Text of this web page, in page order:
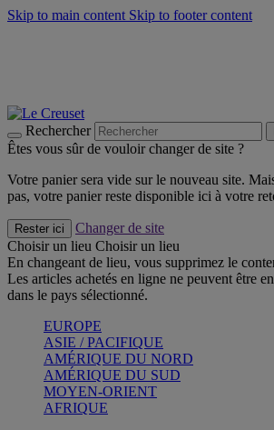
Skip to main content Skip to footer content
Rechercher
Êtes vous sûr de vouloir changer de site ?
Votre panier sera vide sur le nouveau site.
pas, votre panier reste disponible ici à votre
Rester ici
Changer de site
Choisir un lieu Choisir un lieu
En changeant de lieu, vous supprimez le
Les articles achetés en ligne ne peuvent être
dans le pays sélectionné.
EUROPE
ASIE / PACIFIQUE
AMÉRIQUE DU NORD
AMÉRIQUE DU SUD
MOYEN-ORIENT
AFRIQUE